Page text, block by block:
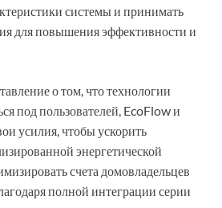
системы и принимать
для повышения эффективности и
о том, что технологии
под пользователей, EcoFlow и
усилия, чтобы ускорить
энергетической
счета домовладельцев
полной интеграции серии